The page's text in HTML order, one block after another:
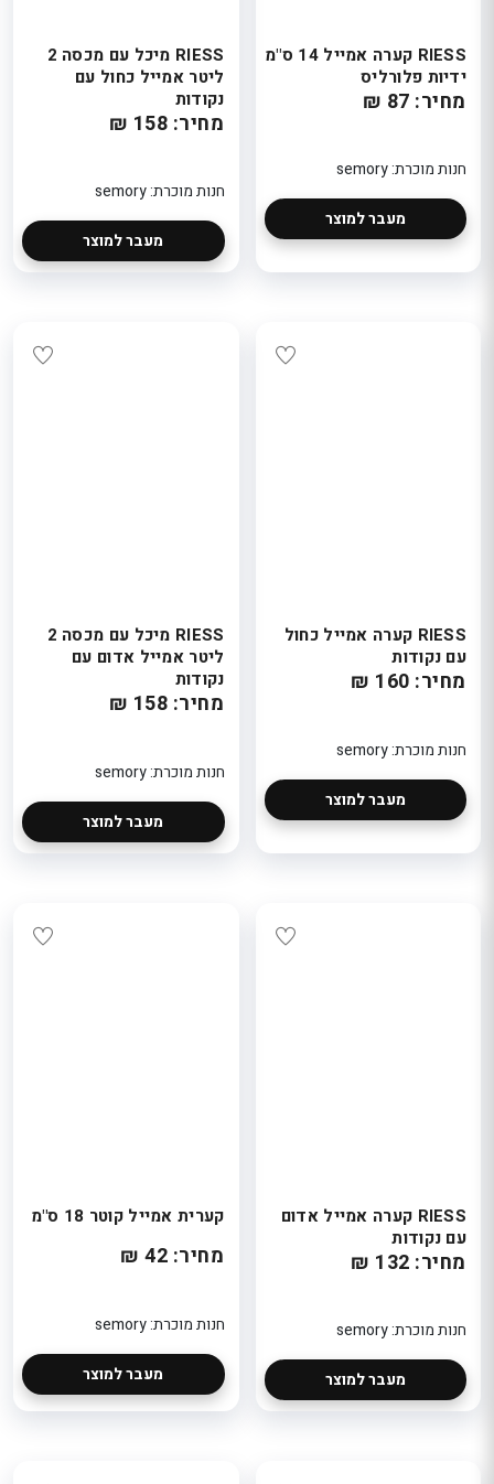
RIESS קערה אמייל 14 ס"מ
ידיות פלורליס
מחיר: 87 ₪
חנות מוכרת: semory
מעבר למוצר
RIESS מיכל עם מכסה 2
ליטר אמייל כחול עם
נקודות
מחיר: 158 ₪
חנות מוכרת: semory
מעבר למוצר
RIESS קערה אמייל כחול
עם נקודות
מחיר: 160 ₪
חנות מוכרת: semory
מעבר למוצר
RIESS מיכל עם מכסה 2
ליטר אמייל אדום עם
נקודות
מחיר: 158 ₪
חנות מוכרת: semory
מעבר למוצר
RIESS קערה אמייל אדום
עם נקודות
מחיר: 132 ₪
חנות מוכרת: semory
מעבר למוצר
קערית אמייל קוטר 18 ס"מ
מחיר: 42 ₪
חנות מוכרת: semory
מעבר למוצר